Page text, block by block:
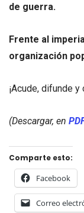
de guerra.
Frente al
organización
¡Acude, difunde
(Descargar, en
Comparte esto:
Facebook
Correo